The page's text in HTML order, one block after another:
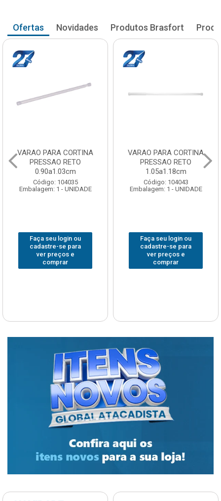
Ofertas Novidades Produtos Brasfort
VARAO PARA CORTINA
PRESSAO RETO
0.90a1.03cm
Código: 104035
Embalagem: 1 - UNIDADE
Faça seu login ou
cadastre-se para
ver preços e
comprar
VARAO PARA CORTINA
PRESSAO RETO
1.05a1.18cm
Código: 104043
Embalagem: 1 - UNIDADE
Faça seu login ou
cadastre-se para
ver preços e
comprar